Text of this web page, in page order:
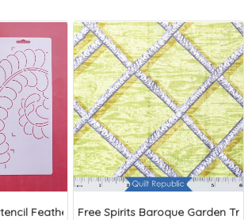
Feather Corner 8"Free Spirits Baroque Garden